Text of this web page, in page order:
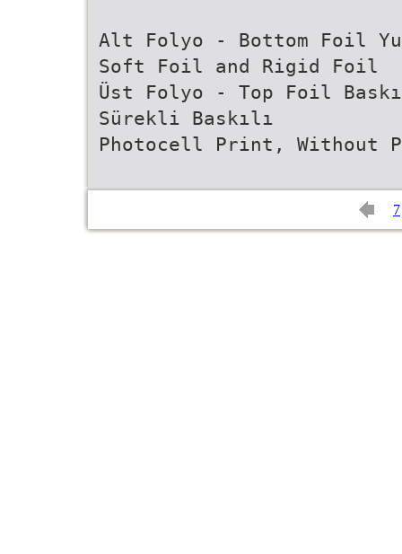
Alt Folyo - Bottom Foil
Soft Foil and Rigid Foil
Üst Folyo - Top Foil
Sürekli Baskılı
Photocell Print, Without
7